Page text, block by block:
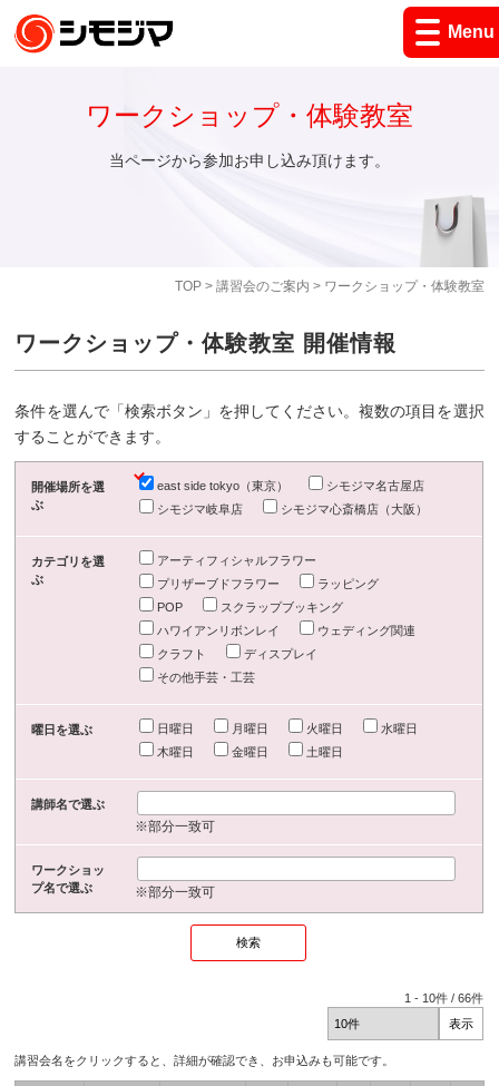
Menu
TOP> 講習会のご案内 > ワークショップ・体験教室
ワークショップ・体験教室
当ページから参加お申し込み頂けます。
ワークショップ・体験教室 開催情報
条件を選んで「検索ボタン」を押してください。複数の項目を選択
することができます。
開催場所を選
ぶ
east side tokyo（東京）
シモジマ名古屋店
シモジマ岐阜店
シモジマ心斎橋店（大阪）
カテゴリを選
ぶ
アーティフィシャルフラワー
プリザーブドフラワー
ラッピング
POP
スクラップブッキング
ハワイアンリボンレイ
ウェディング関連
クラフト
ディスプレイ
その他手芸・工芸
曜日を選ぶ 日曜日 月曜日 火曜日
水曜日
木曜日
金曜日 土曜日
講師名で選ぶ
※部分一致可
ワークショッ
プ名で選ぶ
※部分一致可
1 - 10件 /66件
講習会名をクリックすると、詳細が確認でき、お申込みも可能です。